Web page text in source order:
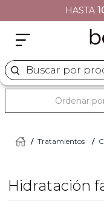
HASTA
Buscar por
Tratamientos
Hidratación
Ordenar
naj oleari
5. versace